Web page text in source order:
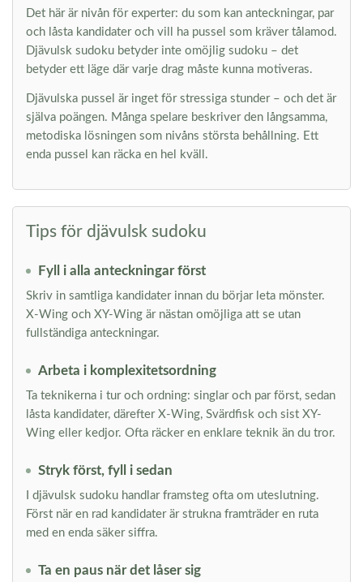
Det här är nivån för experter: du som kan anteckningar, par
och låsta kandidater och vill ha pussel som kräver tålamod.
Djävulsk sudoku betyder inte omöjlig sudoku – det
betyder ett läge där varje drag måste kunna motiveras.
Djävulska pussel är inget för stressiga stunder – och det är
själva poängen. Många spelare beskriver den långsamma,
metodiska lösningen som nivåns största behållning. Ett
enda pussel kan räcka en hel kväll.
Tips för djävulsk sudoku
Fyll i alla anteckningar först
Skriv in samtliga kandidater innan du börjar leta mönster.
X-Wing och XY-Wing är nästan omöjliga att se utan
fullständiga anteckningar.
Arbeta i komplexitetsordning
Ta teknikerna i tur och ordning: singlar och par först, sedan
låsta kandidater, därefter X-Wing, Svärdfisk och sist XY-
Wing eller kedjor. Ofta räcker en enklare teknik än du tror.
Stryk först, fyll i sedan
I djävulsk sudoku handlar framsteg ofta om uteslutning.
Först när en rad kandidater är strukna framträder en ruta
med en enda säker siffra.
Ta en paus när det låser sig